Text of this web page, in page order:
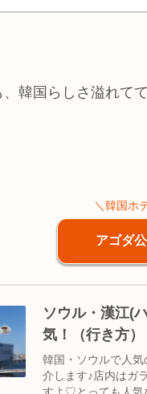
韓国らしさ溢れて
＼韓国ホ
アゴダ
ソウル・漢江(
気！（行き方）
韓国・ソウルで人
介します♪店内はガ